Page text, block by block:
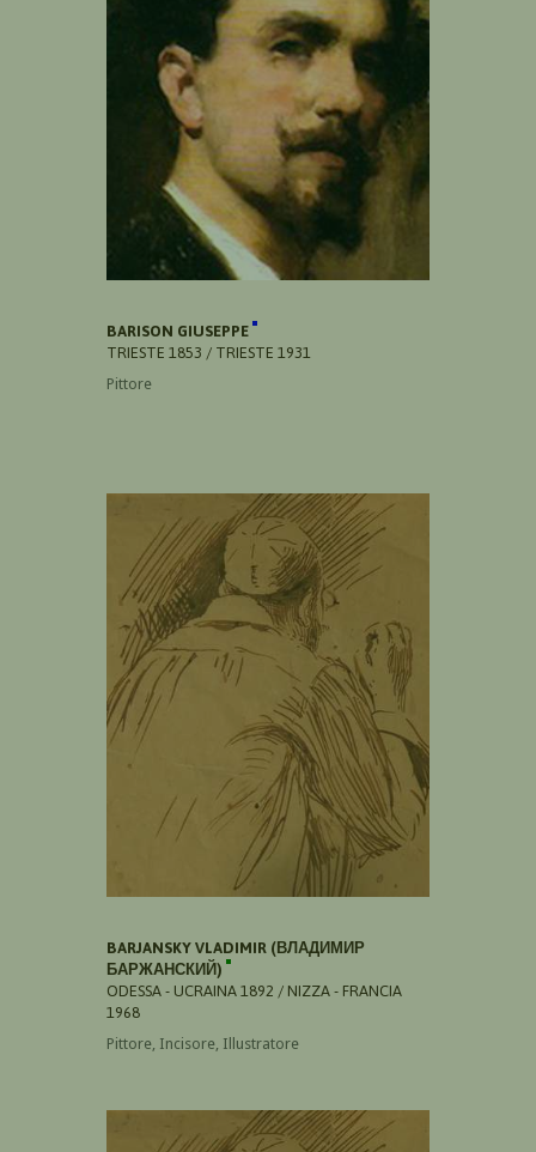
BARISON GIUSEPPE
TRIESTE 1853 / TRIESTE 1931
Pittore
BARJANSKY VLADIMIR (ВЛАДИМИР
БАРЖАНСКИЙ)
ODESSA - UCRAINA 1892 / NIZZA - FRANCIA
1968
Pittore, Incisore, Illustratore